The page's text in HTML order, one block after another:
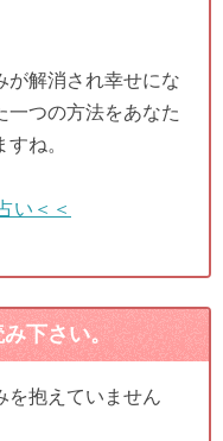
が解消され幸せにな
一つの方法をあなた
ね。
い＜＜
下さい。
を抱えていません